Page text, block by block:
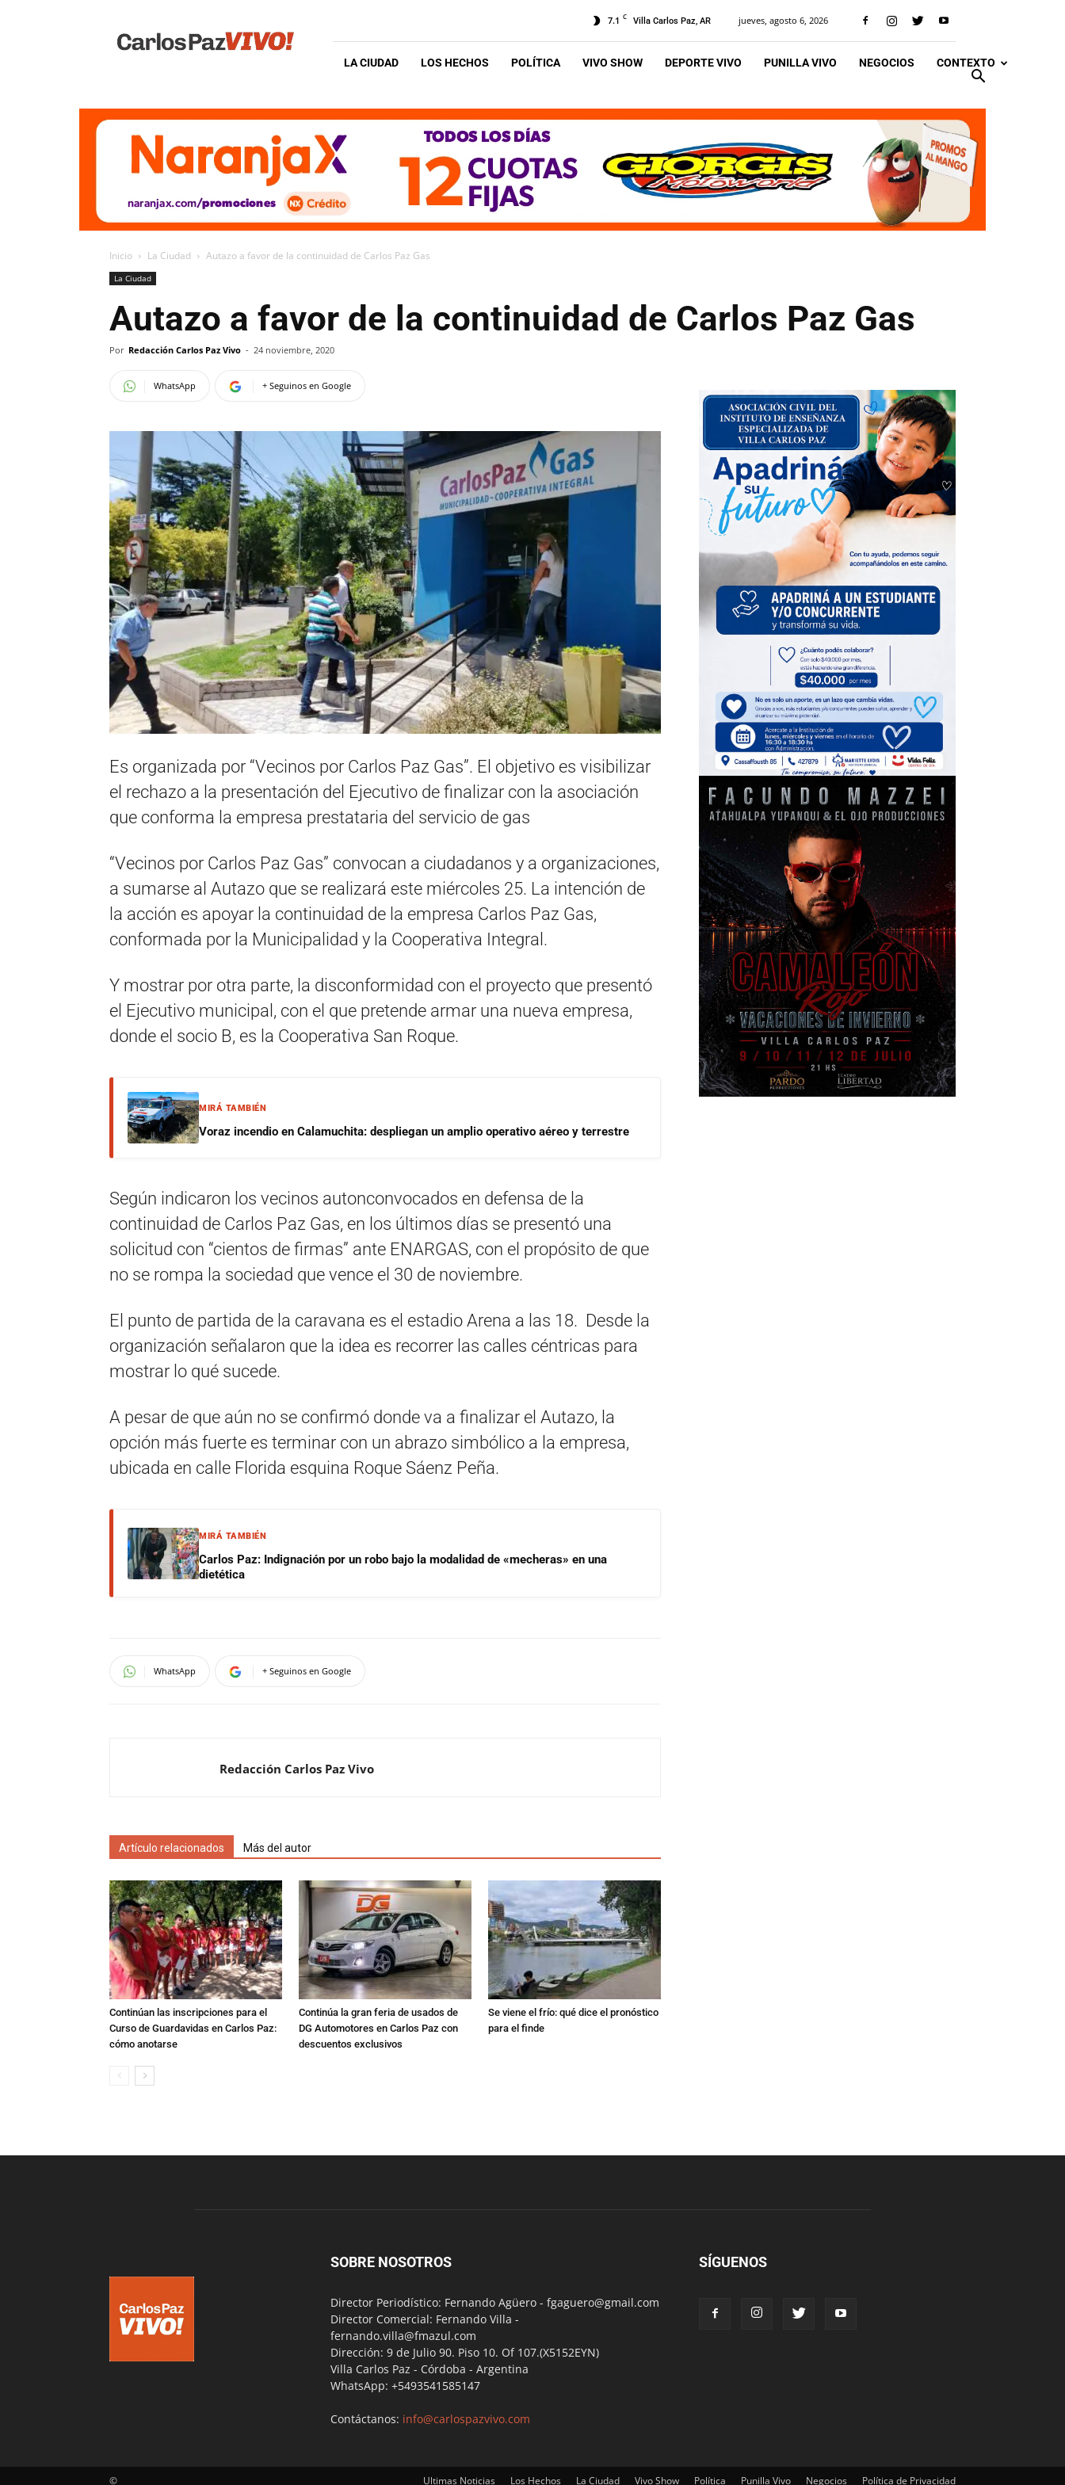
Vivo
7.1 C Villa Carlos Paz, AR jueves, agosto 6, 2026
LA CIUDAD LOS HECHOS POLÍTICA VIVO SHOW DEPORTE VIVO PUNILLA VIVO NEGOCIOS CONTEXTO
Inicio La Ciudad Autazo a favor de la continuidad de Carlos Paz Gas
La Ciudad
Autazo a favor de la continuidad de Carlos Paz Gas
Por Redacción Carlos Paz Vivo - 24 noviembre, 2020
WhatsApp + Seguinos en Google
Es organizada por “Vecinos por Carlos Paz Gas”. El objetivo es visibilizar
el rechazo a la presentación del Ejecutivo de finalizar con la asociación
que conforma la empresa prestataria del servicio de gas
“Vecinos por Carlos Paz Gas” convocan a ciudadanos y a organizaciones,
a sumarse al Autazo que se realizará este miércoles 25. La intención de
la acción es apoyar la continuidad de la empresa Carlos Paz Gas,
conformada por la Municipalidad y la Cooperativa Integral.
Y mostrar por otra parte, la disconformidad con el proyecto que presentó
el Ejecutivo municipal, con el que pretende armar una nueva empresa,
donde el socio B, es la Cooperativa San Roque.
MIRÁ TAMBIÉN
Voraz incendio en Calamuchita: despliegan un amplio operativo aéreo y terrestre
Según indicaron los vecinos autonconvocados en defensa de la
continuidad de Carlos Paz Gas, en los últimos días se presentó una
solicitud con “cientos de firmas” ante ENARGAS, con el propósito de que
no se rompa la sociedad que vence el 30 de noviembre.
El punto de partida de la caravana es el estadio Arena a las 18. Desde la
organización señalaron que la idea es recorrer las calles céntricas para
mostrar lo qué sucede.
A pesar de que aún no se confirmó donde va a finalizar el Autazo, la
opción más fuerte es terminar con un abrazo simbólico a la empresa,
ubicada en calle Florida esquina Roque Sáenz Peña.
MIRÁ TAMBIÉN
Carlos Paz: Indignación por un robo bajo la modalidad de «mecheras» en una
dietética
WhatsApp + Seguinos en Google
Redacción Carlos Paz Vivo
Artículo relacionados Más del autor
Continúan las inscripciones para el
Curso de Guardavidas en Carlos Paz:
cómo anotarse
Continúa la gran feria de usados de
DG Automotores en Carlos Paz con
descuentos exclusivos
Se viene el frío: qué dice el pronóstico
para el finde
SOBRE NOSOTROS
Director Periodístico: Fernando Agüero - fgaguero@gmail.com
Director Comercial: Fernando Villa -
fernando.villa@fmazul.com
Dirección: 9 de Julio 90. Piso 10. Of 107.(X5152EYN)
Villa Carlos Paz - Córdoba - Argentina
WhatsApp: +5493541585147
Contáctanos: info@carlospazvivo.com
SÍGUENOS
Ultimas Noticias Los Hechos La Ciudad Vivo Show Política Punilla Vivo Negocios Política de Privacidad
©